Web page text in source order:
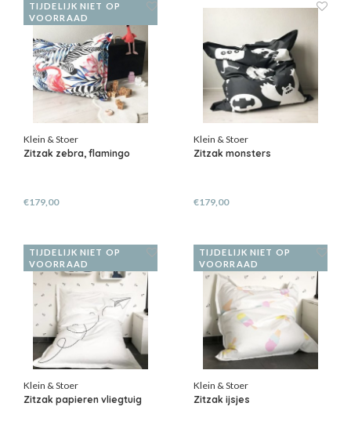
TIJDELIJK NIET OP
VOORRAAD
Klein & Stoer
Zitzak zebra, flamingo
€179,00
Klein & Stoer
Zitzak monsters
€179,00
TIJDELIJK NIET OP
VOORRAAD
Klein & Stoer
Zitzak papieren vliegtuig
TIJDELIJK NIET OP
VOORRAAD
Klein & Stoer
Zitzak ijsjes